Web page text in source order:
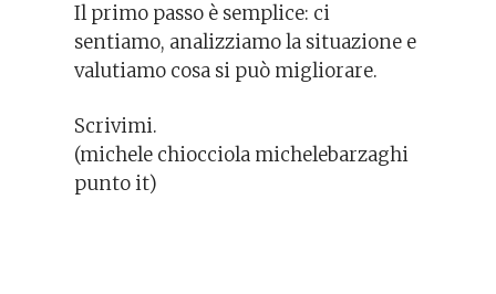
Il primo passo è semplice: ci
sentiamo, analizziamo la situazione e
valutiamo cosa si può migliorare.
Scrivimi.
(michele chiocciola michelebarzaghi
punto it)